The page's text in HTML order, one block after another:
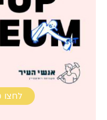
לחצו